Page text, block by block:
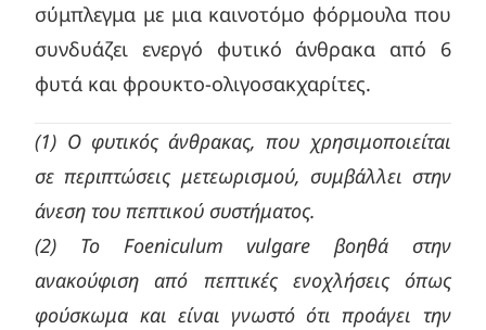
σύμπλεγμα με μια καινοτόμο φόρμουλα που
συνδυάζει ενεργό φυτικό άνθρακα από 6
φυτά και φρουκτο-ολιγοσακχαρίτες.
(1) Ο φυτικός άνθρακας, που χρησιμοποιείται
σε περιπτώσεις μετεωρισμού, συμβάλλει στην
άνεση του πεπτικού συστήματος.
(2) Το Foeniculum vulgare βοηθά στην
ανακούφιση από πεπτικές ενοχλήσεις όπως
φούσκωμα και είναι γνωστό ότι προάγει την